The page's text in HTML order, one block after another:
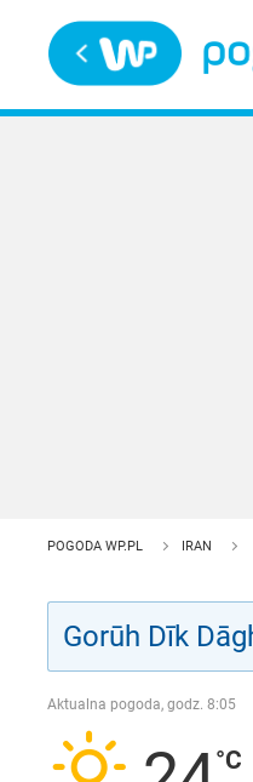
POGODA WP.PL IRAN
Aktualna pogoda, godz. 8:05